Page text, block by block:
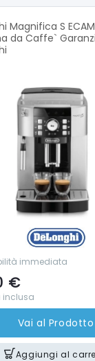
Magnifica S
da Caffe`
immediata
€
inclusa
Vai al Prodotto
Aggiungi al